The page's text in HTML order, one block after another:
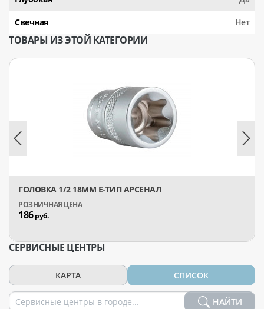
Свечная Нет
ТОВАРЫ ИЗ ЭТОЙ КАТЕГОРИИ
ГОЛОВКА 1/2 18ММ Е-ТИП АРСЕНАЛ
186руб.
СЕРВИСНЫЕ ЦЕНТРЫ
КАРТА СПИСОК
НАЙТИ